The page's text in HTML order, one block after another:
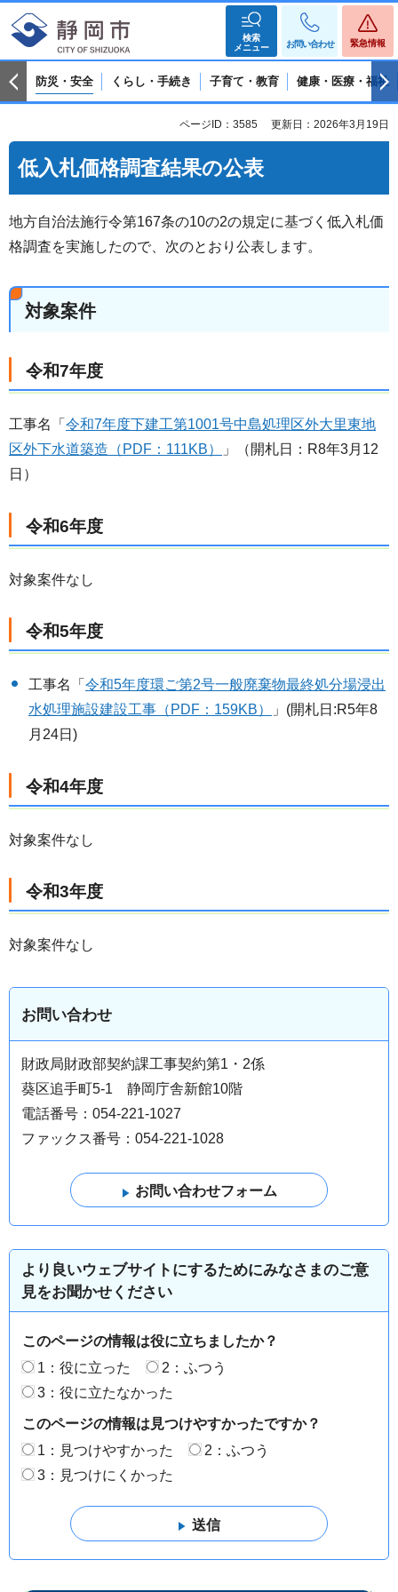
検索
メニュー
お問い合わせ 緊急情報
防災・安全 くらし・手続き 子育て・教育 健康・医療・福祉
ページID：3585 更新日：2026年3月19日
低入札価格調査結果の公表
地方自治法施行令第167条の10の2の規定に基づく低入札価
格調査を実施したので、次のとおり公表します。
対象案件
令和7年度
工事名「 令和7年度下建工第1001号中島処理区外大里東地
区外下水道築造（PDF：111KB）
」（開札日：R8年3月12
日）
令和6年度
対象案件なし
令和5年度
工事名「 令和5年度環ご第2号一般廃棄物最終処分場浸出
水処理施設建設工事（PDF：159KB）
」(開札日:R5年8
月24日)
令和4年度
対象案件なし
令和3年度
対象案件なし
お問い合わせ
財政局財政部契約課工事契約第1・2係
葵区追手町5-1 静岡庁舎新館10階
電話番号：054-221-1027
ファックス番号：054-221-1028
より良いウェブサイトにするためにみなさまのご意
見をお聞かせください
このページの情報は役に立ちましたか？
1：役に立った
2：ふつう
3：役に立たなかった
このページの情報は見つけやすかったですか？
1：見つけやすかった
2：ふつう
3：見つけにくかった